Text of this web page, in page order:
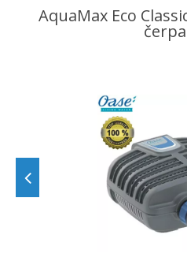
AquaMax Eco